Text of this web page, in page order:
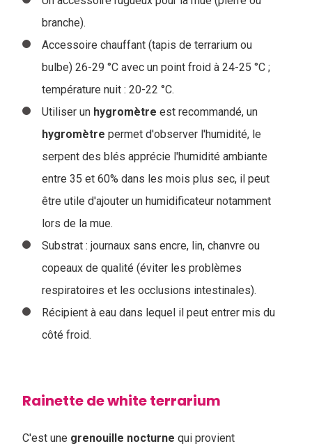
branche).
Accessoire chauffant (tapis de terrarium ou
bulbe) 26-29 °C avec un point froid à 24-25 °C ;
température nuit : 20-22 °C.
Utiliser un hygromètre est recommandé, un
hygromètre permet d'observer l'humidité, le
serpent des blés apprécie l'humidité ambiante
entre 35 et 60% dans les mois plus sec, il peut
être utile d'ajouter un humidificateur notamment
lors de la mue.
Substrat : journaux sans encre, lin, chanvre ou
copeaux de qualité (éviter les problèmes
respiratoires et les occlusions intestinales).
Récipient à eau dans lequel il peut entrer mis du
côté froid.
Rainette de white terrarium
C'est une grenouille nocturne qui provient